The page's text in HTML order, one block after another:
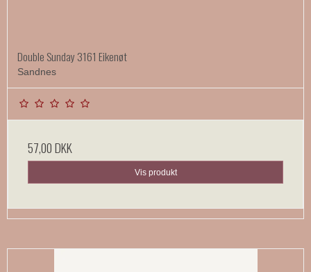
Double Sunday 3161 Eikenøt
Sandnes
57,00 DKK
Vis produkt